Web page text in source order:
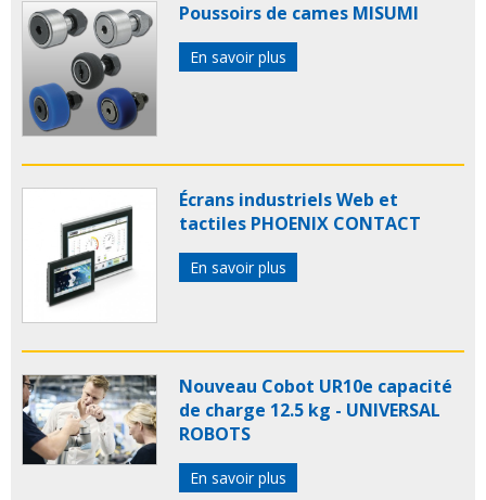
Poussoirs de cames MISUMI
En savoir plus
Écrans industriels Web et
tactiles PHOENIX CONTACT
En savoir plus
Nouveau Cobot UR10e capacité
de charge 12.5 kg - UNIVERSAL
ROBOTS
En savoir plus